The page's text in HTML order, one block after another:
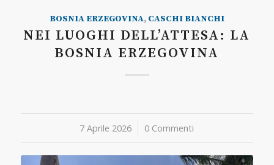
BOSNIA ERZEGOVINA, CASCHI BIANCHI
NEI LUOGHI DELL’ATTESA: LA
BOSNIA ERZEGOVINA
7 Aprile 2026
/ 0 Commenti